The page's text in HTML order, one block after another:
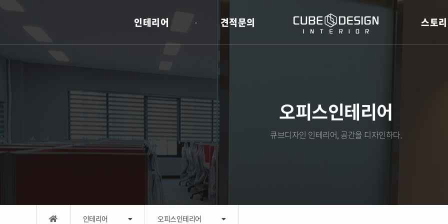
인테리어 견적문의 스토리
오피스인테리어
큐브디자인 인테리어, 공간을 디자인하다.
인테리어 오피스인테리어